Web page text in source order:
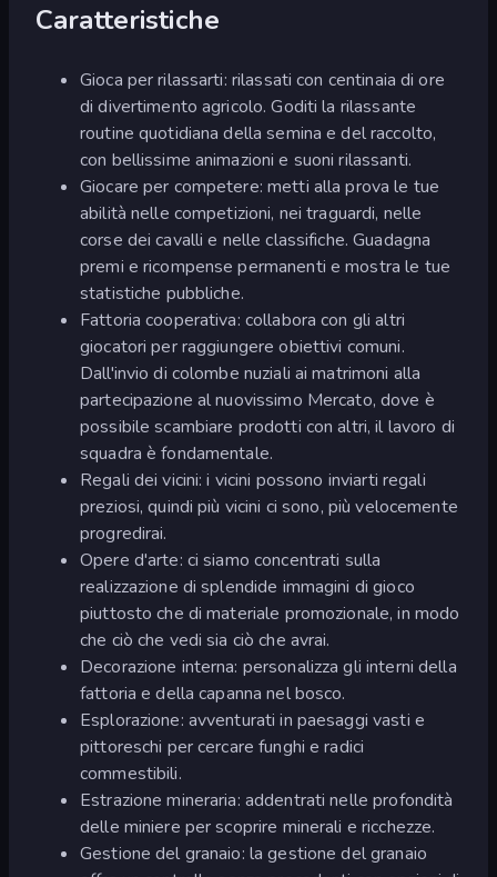
Caratteristiche
Gioca per rilassarti: rilassati con centinaia di ore
di divertimento agricolo. Goditi la rilassante
routine quotidiana della semina e del raccolto,
con bellissime animazioni e suoni rilassanti.
Giocare per competere: metti alla prova le tue
abilità nelle competizioni, nei traguardi, nelle
corse dei cavalli e nelle classifiche. Guadagna
premi e ricompense permanenti e mostra le tue
statistiche pubbliche.
Fattoria cooperativa: collabora con gli altri
giocatori per raggiungere obiettivi comuni.
Dall'invio di colombe nuziali ai matrimoni alla
partecipazione al nuovissimo Mercato, dove è
possibile scambiare prodotti con altri, il lavoro di
squadra è fondamentale.
Regali dei vicini: i vicini possono inviarti regali
preziosi, quindi più vicini ci sono, più velocemente
progredirai.
Opere d'arte: ci siamo concentrati sulla
realizzazione di splendide immagini di gioco
piuttosto che di materiale promozionale, in modo
che ciò che vedi sia ciò che avrai.
Decorazione interna: personalizza gli interni della
fattoria e della capanna nel bosco.
Esplorazione: avventurati in paesaggi vasti e
pittoreschi per cercare funghi e radici
commestibili.
Estrazione mineraria: addentrati nelle profondità
delle miniere per scoprire minerali e ricchezze.
Gestione del granaio: la gestione del granaio